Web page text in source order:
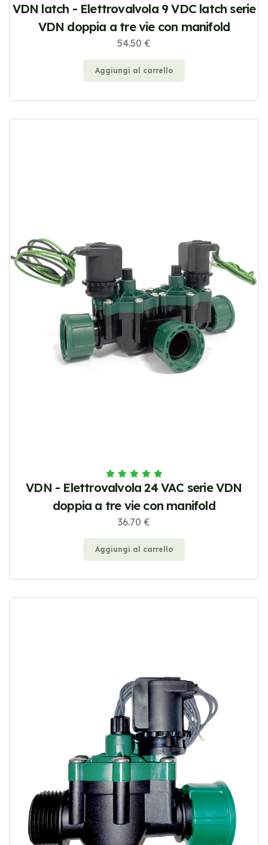
VDN latch - Elettrovalvola 9 VDC latch serie
VDN doppia a tre vie con manifold
54.50 €
Aggiungi al carrello
VDN - Elettrovalvola 24 VAC serie VDN
doppia a tre vie con manifold
36.70 €
Aggiungi al carrello